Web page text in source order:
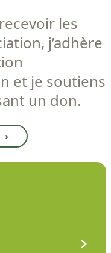
les
j’adhère
et je soutiens
un don.
›